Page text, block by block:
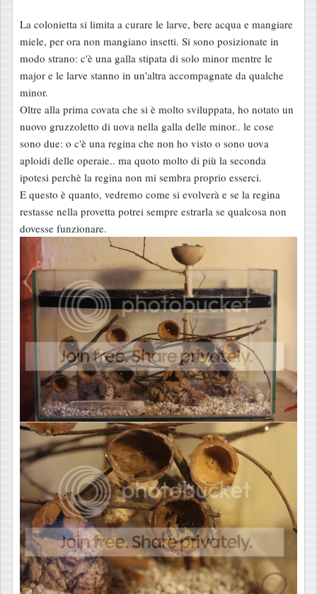
La colonietta si limita a curare le larve, bere acqua e mangiare
miele, per ora non mangiano insetti. Si sono posizionate in
modo strano: c'è una galla stipata di solo minor mentre le
major e le larve stanno in un'altra accompagnate da qualche
minor.
Oltre alla prima covata che si è molto sviluppata, ho notato un
nuovo gruzzoletto di uova nella galla delle minor.. le cose
sono due: o c'è una regina che non ho visto o sono uova
aploidi delle operaie.. ma quoto molto di più la seconda
ipotesi perchè la regina non mi sembra proprio esserci.
E questo è quanto, vedremo come si evolverà e se la regina
restasse nella provetta potrei sempre estrarla se qualcosa non
dovesse funzionare.